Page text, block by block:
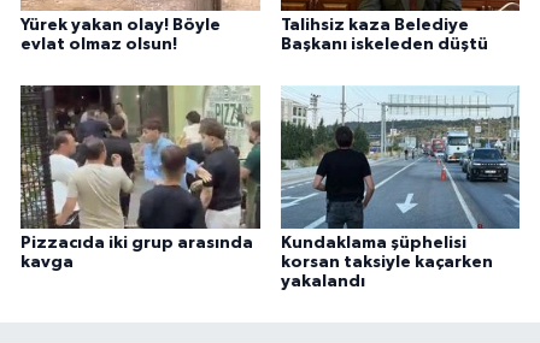
Yürek yakan olay! Böyle
evlat olmaz olsun!
Talihsiz kaza Belediye
Başkanı iskeleden düştü
Pizzacıda iki grup arasında
kavga
Kundaklama şüphelisi
korsan taksiyle kaçarken
yakalandı